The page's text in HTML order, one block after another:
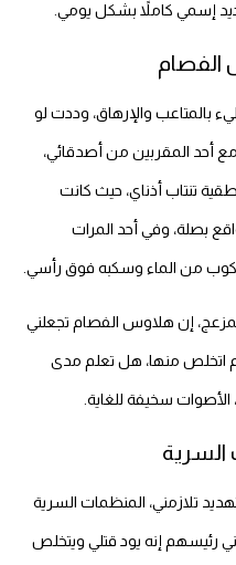
إسمي كاملاً بشكل يومي.
بالمتاعب والإرهاق، وددت لو
أحد المقربين من أصدقائي،
تنتاب أذناي، حيث كانت
بصلة، وفي أحد المرات
من الماء وسكبه فوق رأسي.
إن هلاوس الفصام تجعلني
اتخلص منها، هل تعلم مدى
الأصوات سخيفة للغاية.
السرية
تلازمني، المنظمات السرية
رئيسهم إنه يود قتلي ويتخلص